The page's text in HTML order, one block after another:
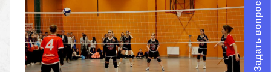
Задать вопрос